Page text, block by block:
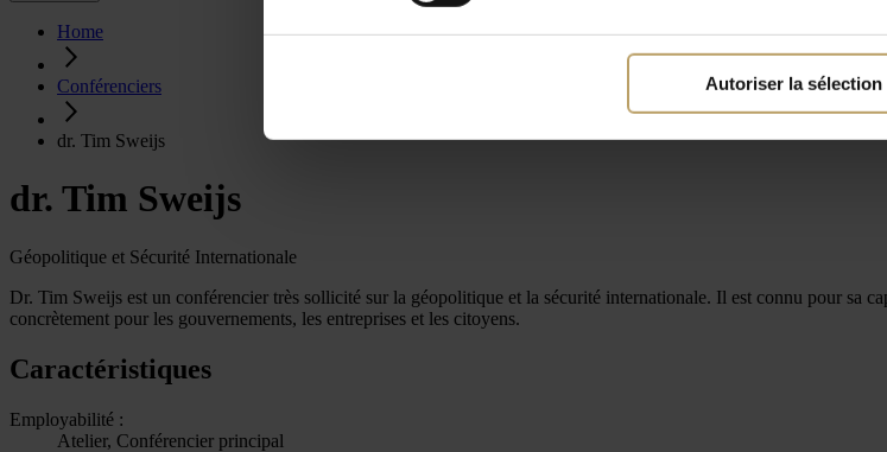
Autoriser la sélection
Home
Conférenciers
dr. Tim Sweijs
dr. Tim Sweijs
Géopolitique et Sécurité Internationale
Dr. Tim Sweijs est un conférencier très sollicité sur la géopolitique et la sécurité internationale. Il est connu pour sa
concrètement pour les gouvernements, les entreprises et les citoyens.
Caractéristiques
Employabilité :
Atelier, Conférencier principal